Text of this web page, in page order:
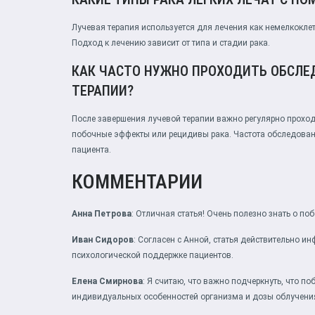
Лучевая терапия используется для лечения как
Подход к лечению зависит от типа и стадии рака.
КАК ЧАСТО НУЖНО ПРОХОДИТЬ
ТЕРАПИИ?
После завершения лучевой терапии важно регулярно
побочные эффекты или рецидивы рака. Частота
пациента.
КОММЕНТАРИИ
Анна Петрова: Отличная статья! Очень полезно знать о
Иван Сидоров: Согласен с Анной, статья действительно
психологической поддержке пациентов.
Елена Смирнова: Я считаю, что важно подчеркнуть, что
индивидуальных особенностей организма и дозы